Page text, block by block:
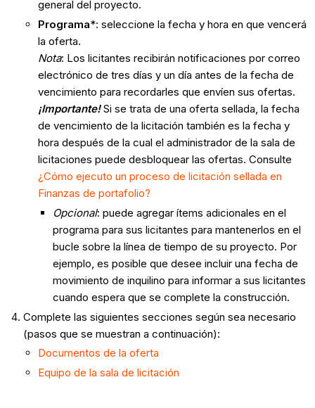
general del proyecto.
Programa*: seleccione la fecha y hora en que vencerá
la oferta.
Nota: Los licitantes recibirán notificaciones por correo
electrónico de tres días y un día antes de la fecha de
vencimiento para recordarles que envíen sus ofertas.
¡Importante!Si se trata de una oferta sellada, la fecha
de vencimiento de la licitación también es la fecha y
hora después de la cual el administrador de la sala de
licitaciones puede desbloquear las ofertas. Consulte
¿Cómo ejecuto un proceso de licitación sellada en
Finanzas de portafolio?
Opcional: puede agregar ítems adicionales en el
programa para sus licitantes para mantenerlos en el
bucle sobre la línea de tiempo de su proyecto. Por
ejemplo, es posible que desee incluir una fecha de
movimiento de inquilino para informar a sus licitantes
cuando espera que se complete la construcción.
Complete las siguientes secciones según sea necesario
(pasos que se muestran a continuación):
Documentos de la oferta
Equipo de la sala de licitación